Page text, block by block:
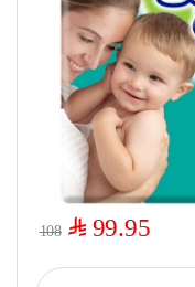
99.95
$
108